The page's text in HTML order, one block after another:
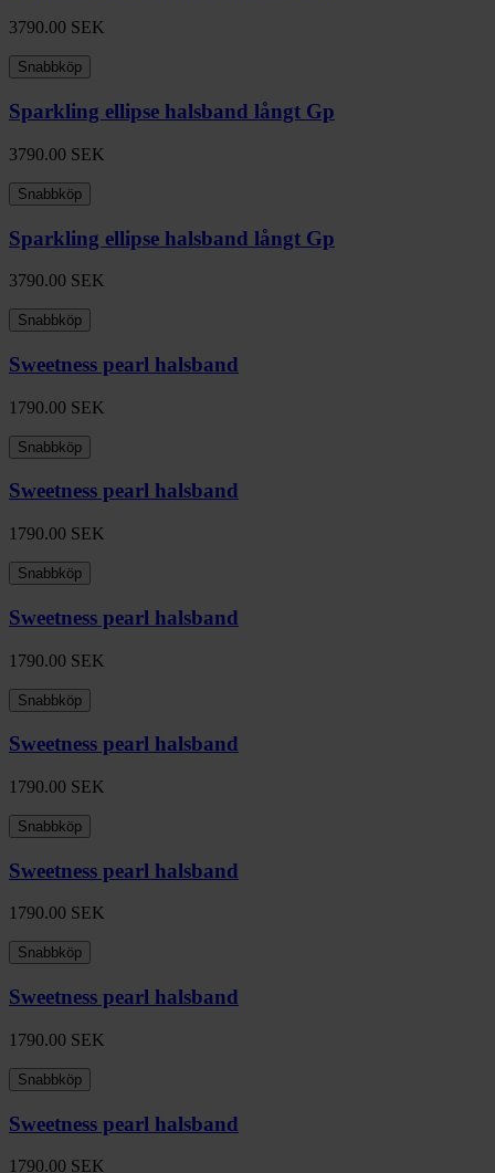
3790.00 SEK
Snabbköp
Sparkling ellipse halsband långt Gp
3790.00 SEK
Snabbköp
Sparkling ellipse halsband långt Gp
3790.00 SEK
Snabbköp
Sweetness pearl halsband
1790.00 SEK
Snabbköp
Sweetness pearl halsband
1790.00 SEK
Snabbköp
Sweetness pearl halsband
1790.00 SEK
Snabbköp
Sweetness pearl halsband
1790.00 SEK
Snabbköp
Sweetness pearl halsband
1790.00 SEK
Snabbköp
Sweetness pearl halsband
1790.00 SEK
Snabbköp
Sweetness pearl halsband
1790.00 SEK